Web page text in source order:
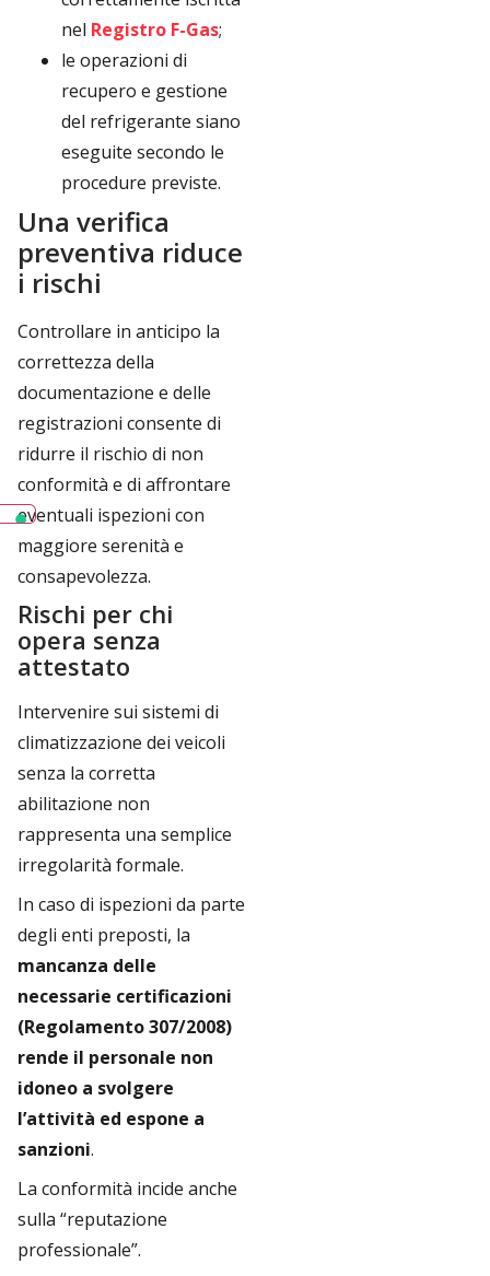
nel Registro F-Gas;
le operazioni di
recupero e gestione
del refrigerante siano
eseguite secondo le
procedure previste.
Una verifica
preventiva riduce
i rischi
Controllare in anticipo la
correttezza della
documentazione e delle
registrazioni consente di
ridurre il rischio di non
conformità e di affrontare
eventuali ispezioni con
maggiore serenità e
consapevolezza.
Rischi per chi
opera senza
attestato
Intervenire sui sistemi di
climatizzazione dei veicoli
senza la corretta
abilitazione non
rappresenta una semplice
irregolarità formale.
In caso di ispezioni da parte
degli enti preposti, la
mancanza delle
necessarie certificazioni
(Regolamento 307/2008)
rende il personale non
idoneo a svolgere
l’attività ed espone a
sanzioni.
La conformità incide anche
sulla “reputazione
professionale”.